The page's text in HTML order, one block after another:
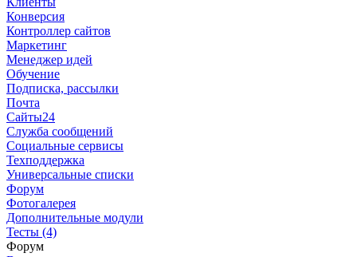
Конверсия
Контроллер сайтов
Маркетинг
Менеджер идей
Обучение
Подписка, рассылки
Почта
Сайты24
Служба сообщений
Социальные сервисы
Техподдержка
Универсальные списки
Форум
Фотогалерея
Дополнительные модули
Тесты (4)
Форум